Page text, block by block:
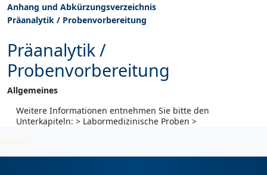
Anhang und Abkürzungsverzeichnis
Präanalytik / Probenvorbereitung
Präanalytik /
Probenvorbereitung
Allgemeines
Weitere Informationen entnehmen Sie bitte den
Unterkapiteln: > Labormedizinische Proben >
2026-08-07